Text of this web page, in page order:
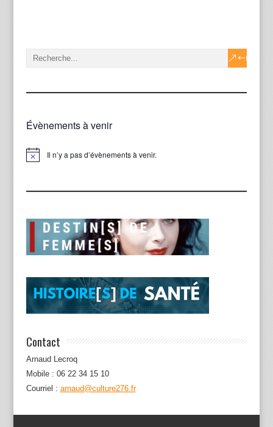
Évènements à venir
Notice Il n’y a pas d’évènements à venir.
Contact
Arnaud Lecroq
Mobile : 06 22 34 15 10
Courriel : arnaud@culture276.fr